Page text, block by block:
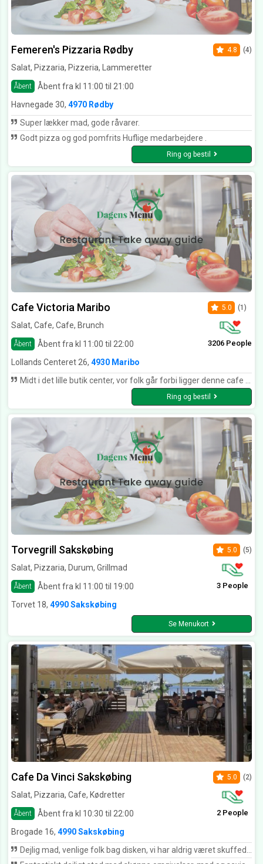
Femeren's Pizzaria Rødby
Salat, Pizzaria, Pizzeria, Lammeretter
Åbent Åbent fra kl 11:00 til 21:00
4.8 (4)
Havnegade 30, 4970 Rødby
Super lækker mad, gode råvarer.
Godt pizza og god pomfrits Huflige medarbejdere .
Ring og bestil
Cafe Victoria Maribo
Salat, Cafe, Cafe, Brunch
Åbent Åbent fra kl 11:00 til 22:00
5.0 (1)
3206 People
Lollands Centeret 26, 4930 Maribo
Midt i det lille butik center, vor folk går forbi ligger denne cafe som saver de mest spændene mader ratter hvor man nok må sige at kokken har tænk over det at lave en ren smagsoplevelse. serveringen var hurtigt, og høflig. Med en spændene miljø. En rigtig super oplevelse, jeg kan varmt anbefale andre. I bund og grund en meget god oplevelse. Prisen er også meget fornuftig.
Ring og bestil
Torvegrill Sakskøbing
Salat, Pizzaria, Durum, Grillmad
Åbent Åbent fra kl 11:00 til 19:00
5.0 (5)
3 People
Torvet 18, 4990 Sakskøbing
Se Menukort
Cafe Da Vinci Sakskøbing
Salat, Pizzaria, Cafe, Kødretter
Åbent Åbent fra kl 10:30 til 22:00
5.0 (2)
2 People
Brogade 16, 4990 Sakskøbing
Dejlig mad, venlige folk bag disken, vi har aldrig været skuffede når vi har fået mad herfra, vores varmeste anbefalinger. Tak for mad🥰